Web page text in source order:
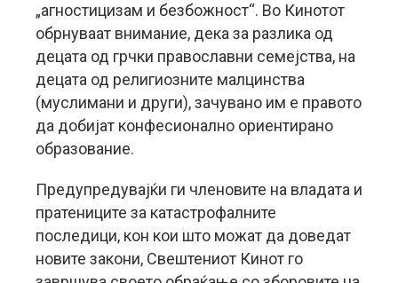
„агностицизам и безбожност“. Во Кинотот
обрнуваат внимание, дека за разлика од
децата од грчки православни семејства, на
децата од религиозните малцинства
(муслимани и други), зачувано им е правото
да добијат конфесионално ориентирано
образование.
Предупредувајќи ги членовите на владата и
пратениците за катастрофалните
последици, кон кои што можат да доведат
новите закони, Свештениот Кинот го